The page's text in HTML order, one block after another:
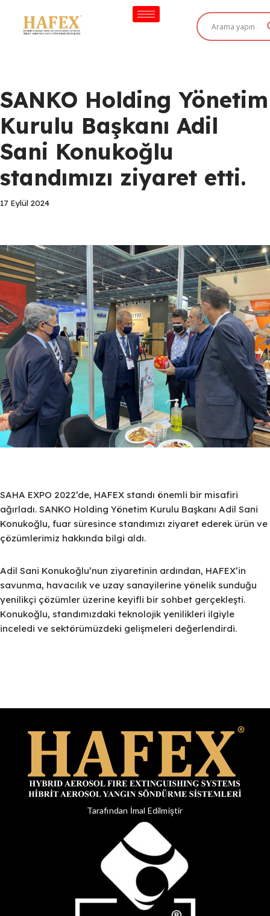
İçeriğe
SANKO Holding Yönetim
Kurulu Başkanı Adil
Sani Konukoğlu
standımızı ziyaret etti.
17 Eylül 2024
SAHA EXPO 2022’de, HAFEX standı önemli bir misafiri
ağırladı. SANKO Holding Yönetim Kurulu Başkanı Adil Sani
Konukoğlu, fuar süresince standımızı ziyaret ederek ürün ve
çözümlerimiz hakkında bilgi aldı.
Adil Sani Konukoğlu’nun ziyaretinin ardından, HAFEX’in
savunma, havacılık ve uzay sanayilerine yönelik sunduğu
yenilikçi çözümler üzerine keyifli bir sohbet gerçekleşti.
Konukoğlu, standımızdaki teknolojik yenilikleri ilgiyle
inceledi ve sektörümüzdeki gelişmeleri değerlendirdi.
Tarafından İmal Edilmiştir